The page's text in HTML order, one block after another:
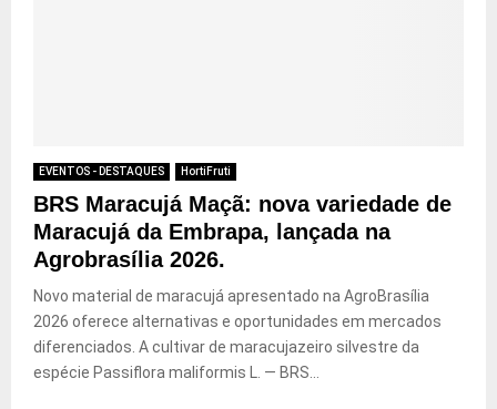
EVENTOS - DESTAQUES HortiFruti
BRS Maracujá Maçã: nova variedade de
Maracujá da Embrapa, lançada na
Agrobrasília 2026.
Novo material de maracujá apresentado na AgroBrasília
2026 oferece alternativas e oportunidades em mercados
diferenciados. A cultivar de maracujazeiro silvestre da
espécie Passiflora maliformis L. — BRS...